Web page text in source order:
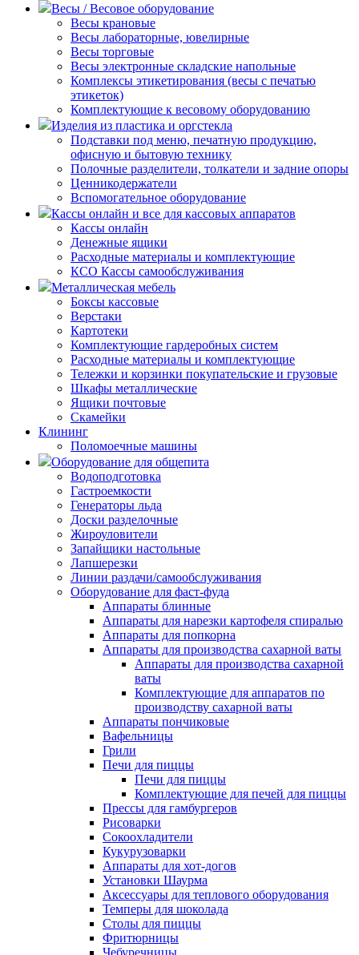
Весы / Весовое оборудование
Весы крановые
Весы лабораторные, ювелирные
Весы торговые
Весы электронные складские напольные
Комплексы этикетирования (весы с печатью
этикеток)
Комплектующие к весовому оборудованию
Изделия из пластика и оргстекла
Подставки под меню, печатную продукцию,
офисную и бытовую технику
Полочные разделители, толкатели и задние опоры
Ценникодержатели
Вспомогательное оборудование
Кассы онлайн и все для кассовых аппаратов
Кассы онлайн
Денежные ящики
Расходные материалы и комплектующие
КСО Кассы самообслуживания
Металлическая мебель
Боксы кассовые
Верстаки
Картотеки
Комплектующие гардеробных систем
Расходные материалы и комплектующие
Тележки и корзинки покупательские и грузовые
Шкафы металлические
Ящики почтовые
Скамейки
Клининг
Поломоечные машины
Оборудование для общепита
Водоподготовка
Гастроемкости
Генераторы льда
Доски разделочные
Жироуловители
Запайщики настольные
Лапшерезки
Линии раздачи/самообслуживания
Оборудование для фаст-фуда
Аппараты блинные
Аппараты для нарезки картофеля спиралью
Аппараты для попкорна
Аппараты для производства сахарной ваты
Аппараты для производства сахарной
ваты
Комплектующие для аппаратов по
производству сахарной ваты
Аппараты пончиковые
Вафельницы
Грили
Печи для пиццы
Печи для пиццы
Комплектующие для печей для пиццы
Прессы для гамбургеров
Рисоварки
Сокоохладители
Кукурузоварки
Аппараты для хот-догов
Установки Шаурма
Аксессуары для теплового оборудования
Темперы для шоколада
Столы для пиццы
Фритюрницы
Чебуречницы